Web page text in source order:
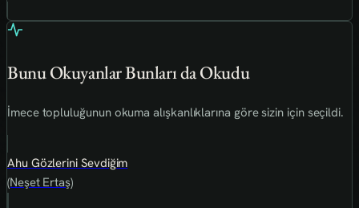
Bunu Okuyanlar Bunları da Okudu
İmece topluluğunun okuma alışkanlıklarına göre sizin için seçildi.
Ahu Gözlerini Sevdiğim
(Neşet Ertaş)